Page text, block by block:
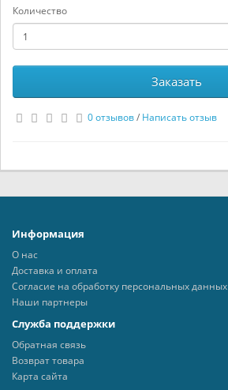
Количество
Заказать
0 отзывов/ Написать отзыв
Информация
О нас
Доставка и оплата
Согласие на обработку персональных данных
Наши партнеры
Служба поддержки
Обратная связь
Возврат товара
Карта сайта